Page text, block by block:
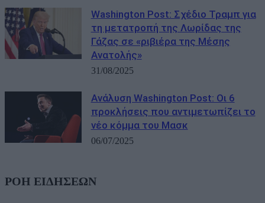
Washington Post: Σχέδιο Τραμπ για
τη μετατροπή της Λωρίδας της
Γάζας σε «ριβιέρα της Μέσης
Ανατολής»
31/08/2025
Ανάλυση Washington Post: Οι 6
προκλήσεις που αντιμετωπίζει το
νέο κόμμα του Μασκ
06/07/2025
ΡΟΗ ΕΙΔΗΣΕΩΝ